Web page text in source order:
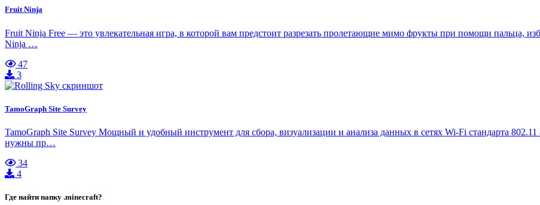
Fruit Ninja
Fruit Ninja Free — это увлекательная игра, в которой вам предстоит разрезать пролетающие мимо фрукты при помощи пальца,
Ninja …
47
3
TamoGraph Site Survey
TamoGraph Site Survey Мощный и удобный инструмент для сбора, визуализации и анализа данных в сетях Wi-Fi стандарта
нужны пр…
34
4
Где найти папку .minecraft?